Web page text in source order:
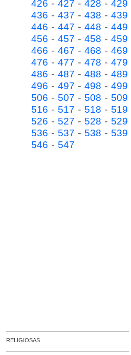
426 - 427 - 428 - 429
436 - 437 - 438 - 439
446 - 447 - 448 - 449
456 - 457 - 458 - 459
466 - 467 - 468 - 469
476 - 477 - 478 - 479
486 - 487 - 488 - 489
496 - 497 - 498 - 499
506 - 507 - 508 - 509
516 - 517 - 518 - 519
526 - 527 - 528 - 529
536 - 537 - 538 - 539
546 - 547
RELIGIOSAS